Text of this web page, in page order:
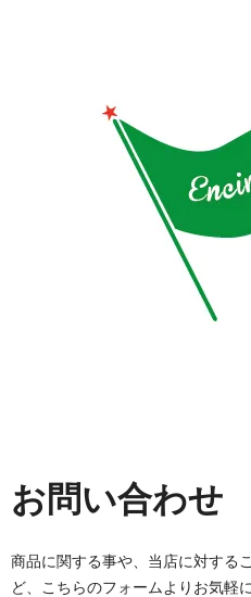
お問い合わせ
商品に関する事や、当店に対する
ど、こちらのフォームよりお気軽